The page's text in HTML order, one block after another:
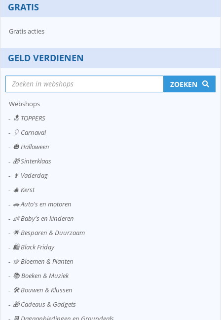
GRATIS
Gratis acties
GELD VERDIENEN
ZOEKEN
Webshops
🔝 TOPPERS
🎈 Carnaval
🎃 Halloween
🎁 Sinterklaas
👨 Vaderdag
🎄 Kerst
🚗 Auto's en motoren
👶 Baby's en kinderen
🌟 Besparen & Duurzaam
🛍️ Black Friday
🌼 Bloemen & Planten
📚 Boeken & Muziek
🛠️ Bouwen & Klussen
🎁 Cadeaus & Gadgets